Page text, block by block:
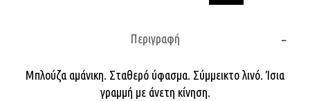
Περιγραφή
Μπλούζα αμάνικη. Σταθερό ύφασμα. Σύμμεικτο λινό. Ίσια
γραμμή με άνετη κίνηση.